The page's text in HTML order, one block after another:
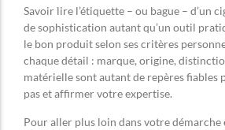
Savoir lire l’étiquette – ou bague – d’un
de sophistication autant qu’un outil
le bon produit selon ses critères
chaque détail : marque, origine,
matérielle sont autant de repères fiables
pas et affirmer votre expertise.
Pour aller plus loin dans votre démarche